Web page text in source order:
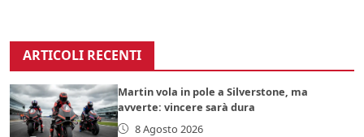
ARTICOLI RECENTI
Martin vola in pole a Silverstone, ma
avverte: vincere sarà dura
8 Agosto 2026